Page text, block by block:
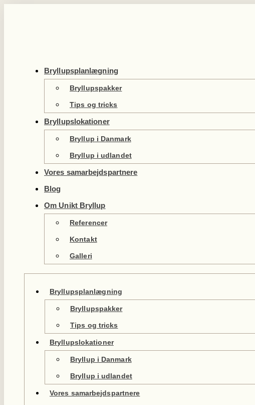
Bryllupsplanlægning
Bryllupspakker
Tips og tricks
Bryllupslokationer
Bryllup i Danmark
Bryllup i udlandet
Vores samarbejdspartnere
Blog
Om Unikt Bryllup
Referencer
Kontakt
Galleri
Bryllupsplanlægning
Bryllupspakker
Tips og tricks
Bryllupslokationer
Bryllup i Danmark
Bryllup i udlandet
Vores samarbejdspartnere